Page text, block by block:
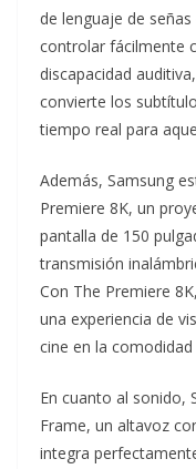
de lenguaje de
controlar fácilmente
discapacidad
convierte los
tiempo real para
Además, Samsung
Premiere 8K, un
pantalla de 150
transmisión
Con The Premiere
una experiencia de
cine en la
En cuanto al sonido,
Frame, un altavoz
integra